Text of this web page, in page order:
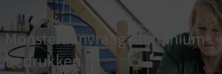
Monsteraanvraag Aluminium
bedrukken